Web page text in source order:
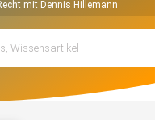
mit Dennis Hillemann